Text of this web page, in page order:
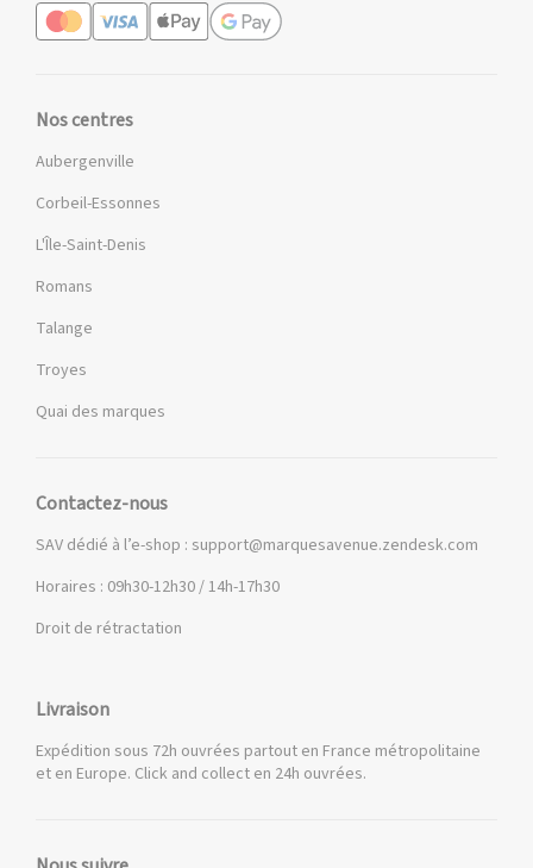
Nos centres
Aubergenville
Corbeil-Essonnes
L'Île-Saint-Denis
Romans
Talange
Troyes
Quai des marques
Contactez-nous
SAV dédié à l’e-shop : support@marquesavenue.zendesk.com
Horaires : 09h30-12h30 / 14h-17h30
Droit de rétractation
Livraison
Expédition sous 72h ouvrées partout en France métropolitaine
et en Europe. Click and collect en 24h ouvrées.